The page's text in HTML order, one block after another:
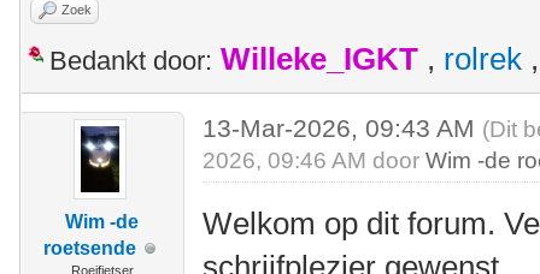
Zoek
Bedankt door: Willeke_IGKT , rolrek
Wim -de
roetsende
Roeifietser
13-Mar-2026, 09:43 AM (Dit
2026, 09:46 AM doorWim -de
Welkom op dit forum.
schrijfplezier gewenst.